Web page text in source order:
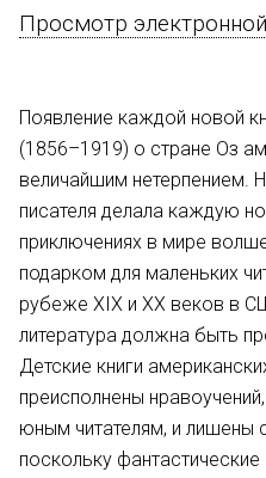
Просмотр
Появление каждой новой
(1856–1919) о стране Оз
величайшим нетерпением.
писателя делала каждую
приключениях в мире
подарком для маленьких
рубеже XIX и XX веков в
литература должна быть
Детские книги
преисполнены
юным читателям, и лишены
поскольку